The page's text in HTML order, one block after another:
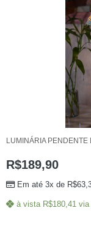
LUMINÁRIA PENDENTE
R$189,90
Em até 3x de R$
à vista R$180,41 via